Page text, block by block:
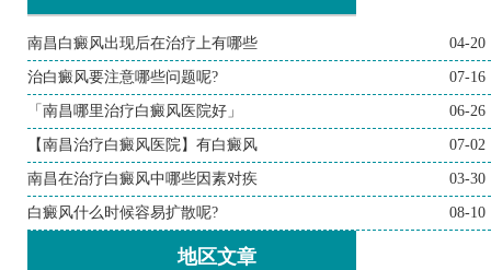
南昌白癜风出现后在治疗上有哪些 04-20
治白癜风要注意哪些问题呢? 07-16
「南昌哪里治疗白癜风医院好」 06-26
【南昌治疗白癜风医院】有白癜风 07-02
南昌在治疗白癜风中哪些因素对疾 03-30
白癜风什么时候容易扩散呢? 08-10
地区文章